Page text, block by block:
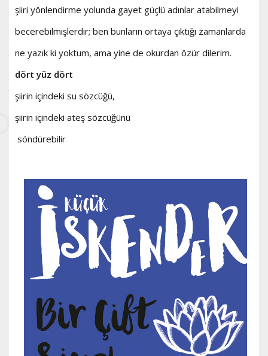
şiiri yönlendirme yolunda gayet güçlü adınlar atabilmeyi
becerebilmişlerdir; ben bunların ortaya çıktığı zamanlarda
ne yazık ki yoktum, ama yine de okurdan özür dilerim.
dört yüz dört
şiirin içindeki su sözcüğü,
şiirin içindeki ateş sözcüğünü
söndürebilir